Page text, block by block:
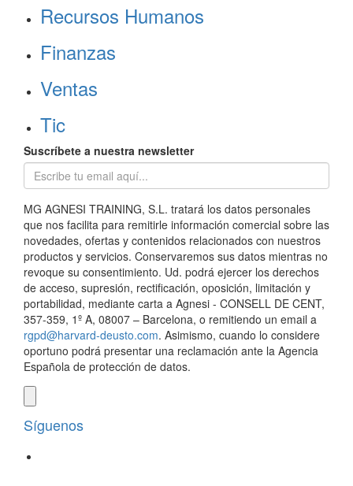
Recursos Humanos
Finanzas
Ventas
Tic
Suscríbete a nuestra newsletter
MG AGNESI TRAINING, S.L. tratará los datos personales
que nos facilita para remitirle información comercial sobre las
novedades, ofertas y contenidos relacionados con nuestros
productos y servicios. Conservaremos sus datos mientras no
revoque su consentimiento. Ud. podrá ejercer los derechos
de acceso, supresión, rectificación, oposición, limitación y
portabilidad, mediante carta a Agnesi - CONSELL DE CENT,
357-359, 1º A, 08007 – Barcelona, o remitiendo un email a
rgpd@harvard-deusto.com. Asimismo, cuando lo considere
oportuno podrá presentar una reclamación ante la Agencia
Española de protección de datos.
Síguenos